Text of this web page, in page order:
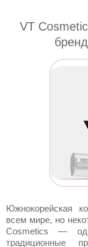
VT
Южнокорейская
всем мире, но
Cosmetics —
традиционные